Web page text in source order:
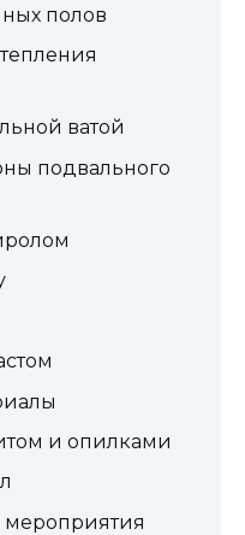
полов
ватой
подвального
и опилками
мероприятия